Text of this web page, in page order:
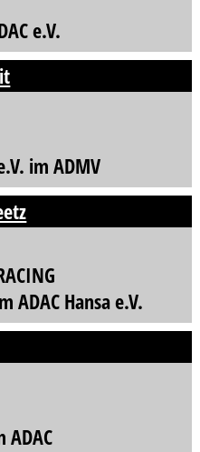
e.V.
im ADMV
ADAC Hansa e.V.
ADAC